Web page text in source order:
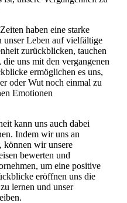
haben eine starke
unser Leben auf vielfältige
zurückblicken, tauchen
uns mit den vergangenen
ermöglichen es uns,
oder Wut noch einmal zu
Emotionen
kann uns auch dabei
Indem wir uns an
können wir unsere
bewerten und
um eine positive
eröffnen uns die
lernen und unser